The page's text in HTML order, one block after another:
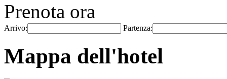
Prenota ora
Arrivo: Partenza:
Mappa dell'hotel